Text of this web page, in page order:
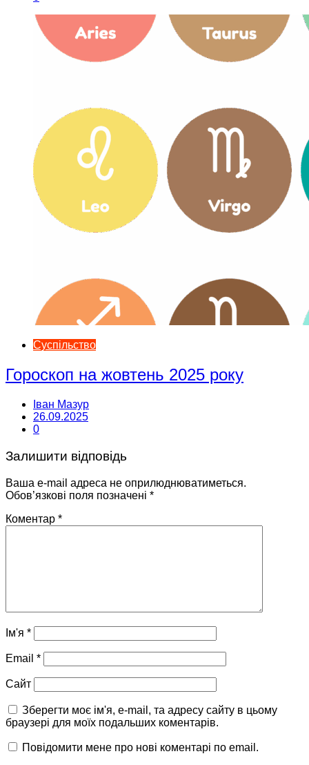
Суспільство
Гороскоп на жовтень 2025 року
Іван Мазур
26.09.2025
0
Залишити відповідь
Ваша e-mail адреса не оприлюднюватиметься.
Обов’язкові поля позначені *
Коментар *
Ім'я *
Email *
Сайт
Зберегти моє ім'я, e-mail, та адресу сайту в цьому
браузері для моїх подальших коментарів.
Повідомити мене про нові коментарі по email.